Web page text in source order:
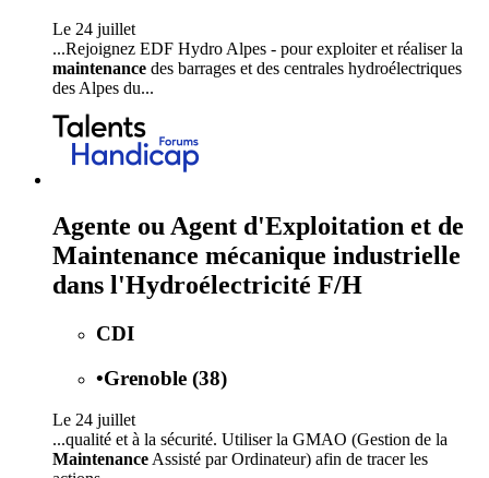
Le 24 juillet
...Rejoignez EDF Hydro Alpes - pour exploiter et réaliser la
maintenance des barrages et des centrales hydroélectriques
des Alpes du...
Agente ou Agent d'Exploitation et de
Maintenance mécanique industrielle
dans l'Hydroélectricité F/H
CDI
•Grenoble (38)
Le 24 juillet
...qualité et à la sécurité. Utiliser la GMAO (Gestion de la
Maintenance Assisté par Ordinateur) afin de tracer les